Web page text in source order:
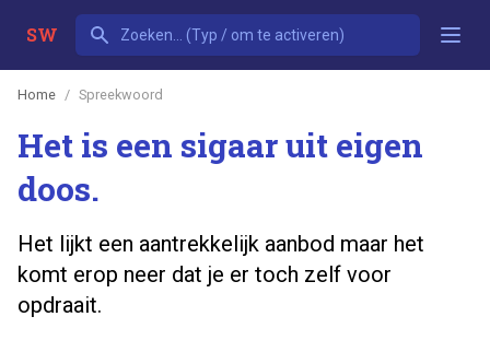
SW
Home Spreekwoord
Het is een sigaar uit eigen
doos.
Het lijkt een aantrekkelijk aanbod maar het
komt erop neer dat je er toch zelf voor
opdraait.